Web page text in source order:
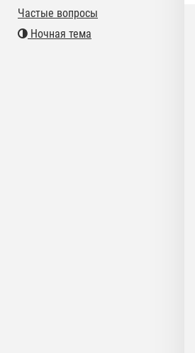
Частые вопросы
Ночная тема